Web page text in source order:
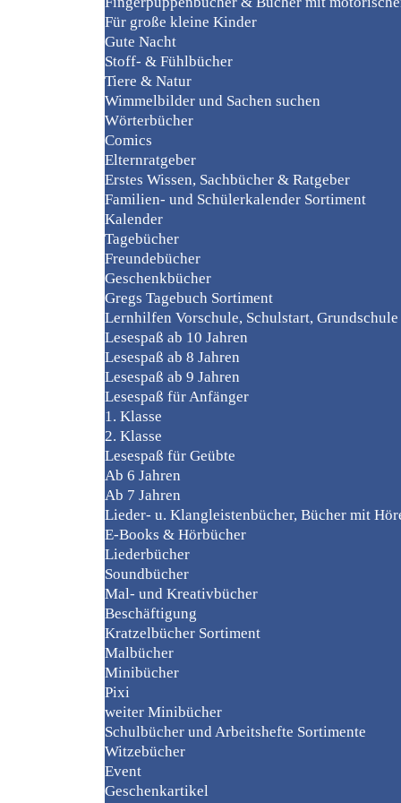
Für große kleine Kinder
Gute Nacht
Stoff- & Fühlbücher
Tiere & Natur
Wimmelbilder und Sachen suchen
Wörterbücher
Comics
Elternratgeber
Erstes Wissen, Sachbücher & Ratgeber
Familien- und Schülerkalender Sortiment
Kalender
Tagebücher
Freundebücher
Geschenkbücher
Gregs Tagebuch Sortiment
Lernhilfen Vorschule, Schulstart, Grundschule
Lesespaß ab 10 Jahren
Lesespaß ab 8 Jahren
Lesespaß ab 9 Jahren
Lesespaß für Anfänger
1. Klasse
2. Klasse
Lesespaß für Geübte
Ab 6 Jahren
Ab 7 Jahren
Lieder- u. Klangleistenbücher, Bücher mit
E-Books & Hörbücher
Liederbücher
Soundbücher
Mal- und Kreativbücher
Beschäftigung
Kratzelbücher Sortiment
Malbücher
Minibücher
Pixi
weiter Minibücher
Schulbücher und Arbeitshefte Sortimente
Witzebücher
Event
Geschenkartikel